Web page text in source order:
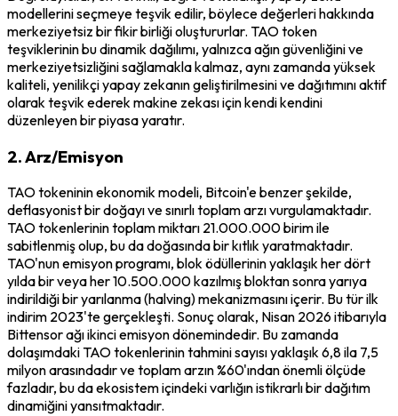
modellerini seçmeye teşvik edilir, böylece değerleri hakkında
merkeziyetsiz bir fikir birliği oluştururlar. TAO token
teşviklerinin bu dinamik dağılımı, yalnızca ağın güvenliğini ve
merkeziyetsizliğini sağlamakla kalmaz, aynı zamanda yüksek
kaliteli, yenilikçi yapay zekanın geliştirilmesini ve dağıtımını aktif
olarak teşvik ederek makine zekası için kendi kendini
düzenleyen bir piyasa yaratır.
2. Arz/Emisyon
TAO tokeninin ekonomik modeli, Bitcoin'e benzer şekilde,
deflasyonist bir doğayı ve sınırlı toplam arzı vurgulamaktadır.
TAO tokenlerinin toplam miktarı 21.000.000 birim ile
sabitlenmiş olup, bu da doğasında bir kıtlık yaratmaktadır.
TAO'nun emisyon programı, blok ödüllerinin yaklaşık her dört
yılda bir veya her 10.500.000 kazılmış bloktan sonra yarıya
indirildiği bir yarılanma (halving) mekanizmasını içerir. Bu tür ilk
indirim 2023'te gerçekleşti. Sonuç olarak, Nisan 2026 itibarıyla
Bittensor ağı ikinci emisyon dönemindedir. Bu zamanda
dolaşımdaki TAO tokenlerinin tahmini sayısı yaklaşık 6,8 ila 7,5
milyon arasındadır ve toplam arzın %60'ından önemli ölçüde
fazladır, bu da ekosistem içindeki varlığın istikrarlı bir dağıtım
dinamiğini yansıtmaktadır.